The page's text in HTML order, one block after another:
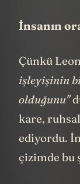
İnsanın
Çünkü
işleyişinin
olduğunu"
kare,
ediyordu.
çizimde bu